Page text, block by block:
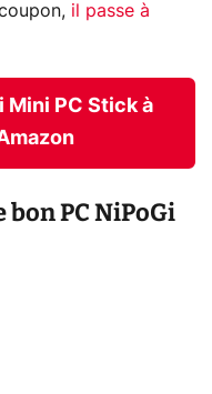
il passe à
Mini PC Stick à
PC NiPoGi